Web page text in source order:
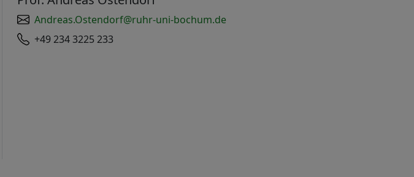
Andreas.Ostendorf@ruhr-uni-bochum.de
+49 234 3225 233